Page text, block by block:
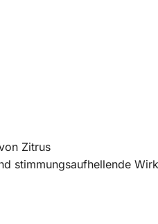
Zitrus
stimmungsaufhellende